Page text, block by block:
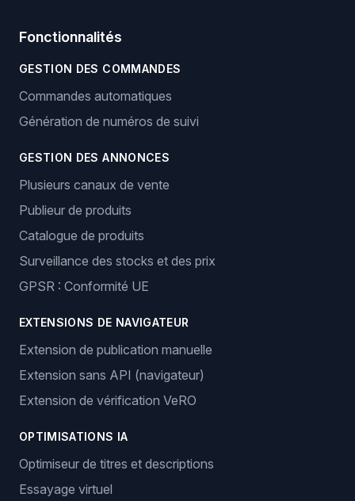
Fonctionnalités
GESTION DES COMMANDES
Commandes automatiques
Génération de numéros de suivi
GESTION DES ANNONCES
Plusieurs canaux de vente
Publieur de produits
Catalogue de produits
Surveillance des stocks et des prix
GPSR : Conformité UE
EXTENSIONS DE NAVIGATEUR
Extension de publication manuelle
Extension sans API (navigateur)
Extension de vérification VeRO
OPTIMISATIONS IA
Optimiseur de titres et descriptions
Essayage virtuel